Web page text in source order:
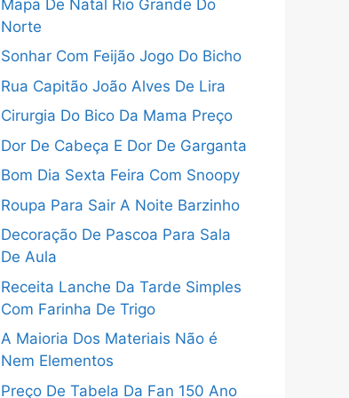
Mapa De Natal Rio Grande Do
Norte
Sonhar Com Feijão Jogo Do Bicho
Rua Capitão João Alves De Lira
Cirurgia Do Bico Da Mama Preço
Dor De Cabeça E Dor De Garganta
Bom Dia Sexta Feira Com Snoopy
Roupa Para Sair A Noite Barzinho
Decoração De Pascoa Para Sala
De Aula
Receita Lanche Da Tarde Simples
Com Farinha De Trigo
A Maioria Dos Materiais Não é
Nem Elementos
Preço De Tabela Da Fan 150 Ano